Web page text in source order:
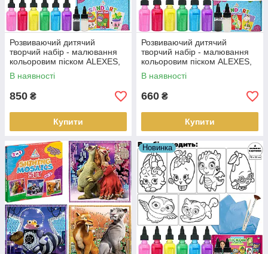
Розвиваючий дитячий
творчий набір - малювання
кольоровим піском ALEXES,
9 картинок з магнітами
В наявності
850 ₴
Купити
Розвиваючий дитячий
творчий набір - малювання
кольоровим піском ALEXES,
6 великих картинок
В наявності
660 ₴
Купити
Новинка